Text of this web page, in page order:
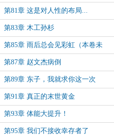
第81章 这是对人性的布局...
第83章 木工孙杉
第85章 雨后总会见彩虹（本卷未
完）
第87章 赵文杰病倒
第89章 东子，我就求你这一次
第91章 真正的末世黄金
第93章 体能大提升！
第95章 我们不接收幸存者了